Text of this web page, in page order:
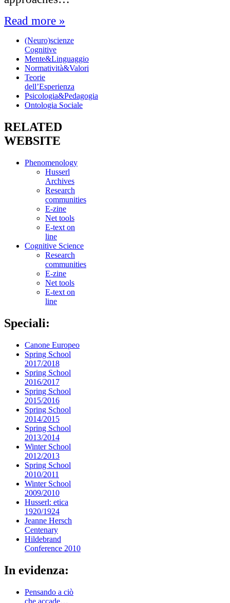
Read more »
(Neuro)scienze
Cognitive
Mente&Linguaggio
Normatività&Valori
Teorie
dell’Esperienza
Psicologia&Pedagogia
Ontologia Sociale
RELATED
WEBSITE
Phenomenology
Husserl
Archives
Research
communities
E-zine
Net tools
E-text on
line
Cognitive Science
Research
communities
E-zine
Net tools
E-text on
line
Speciali:
Canone Europeo
Spring School
2017/2018
Spring School
2016/2017
Spring School
2015/2016
Spring School
2014/2015
Spring School
2013/2014
Winter School
2012/2013
Spring School
2010/2011
Winter School
2009/2010
Husserl: etica
1920/1924
Jeanne Hersch
Centenary
Hildebrand
Conference 2010
In evidenza:
Pensando a ciò
che accade…